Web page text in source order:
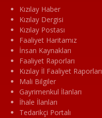
Kızılay Haber
Kızılay Dergisi
Kızılay Postası
Faaliyet Haritamız
İnsan Kaynakları
Faaliyet Raporları
Kızılay İl Faaliyet Raporları
Mali Bilgiler
Gayrimenkul İlanları
İhale İlanları
Tedarikçi Portalı